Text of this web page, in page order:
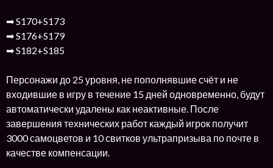
➡ S170+S173
➡ S176+S179
➡ S182+S185
Персонажи до 25 уровня, не пополнявшие счёт и не
входившие в игру в течение 15 дней одновременно, будут
автоматически удалены как неактивные. После
завершения технических работ каждый игрок получит
3000 самоцветов и 10 свитков ультрапризыва по почте в
качестве компенсации.